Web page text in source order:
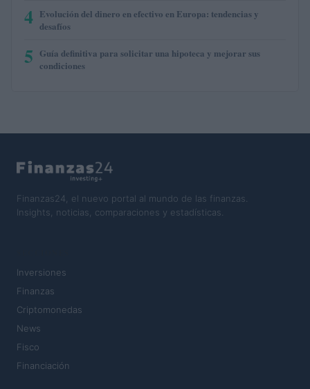
4 Evolución del dinero en efectivo en Europa: tendencias y
desafíos
5 Guía definitiva para solicitar una hipoteca y mejorar sus
condiciones
Finanzas24, el nuevo portal al mundo de las finanzas.
Insights, noticias, comparaciones y estadísticas.
Inversiones
Finanzas
Criptomonedas
News
Fisco
Financiación